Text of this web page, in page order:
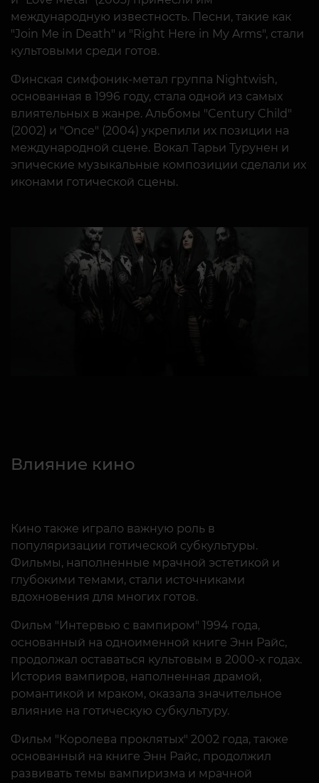
международную известность. Песни, такие как
"Join Me in Death" и "Right Here in My Arms", стали
культовыми среди готов.
Финская симфоник-метал группа Nightwish,
основанная в 1996 году, стала одной из самых
влиятельных в жанре. Альбомы "Century Child"
(2002) и "Once" (2004) укрепили их позиции на
международной сцене. Вокал Тарьи Турунен и
эпические музыкальные композиции сделали их
иконами готической сцены.
Влияние кино
Кино также играло важную роль в
популяризации готической субкультуры.
Фильмы, наполненные мрачной эстетикой и
глубокими темами, стали источниками
вдохновения для многих готов.
Фильм "Интервью с вампиром" 1994 года,
основанный на одноименной книге Энн Райс,
продолжал оставаться культовым в 2000-х годах.
История вампиров, наполненная драмой,
романтикой и мраком, оказала значительное
влияние на готическую субкультуру.
Фильм "Королева проклятых" 2002 года, также
основанный на книге Энн Райс, продолжил
развивать темы вампиризма и мрачной